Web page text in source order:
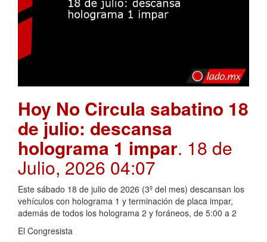
Hoy No Circula sabatino 18
de julio: descansa
holograma 1 impar. 18 de
Julio, 2026 04:07
Este sábado 18 de julio de 2026 (3º del mes) descansan los
vehículos con holograma 1 y terminación de placa impar,
además de todos los holograma 2 y foráneos, de 5:00 a 2
El Congresista